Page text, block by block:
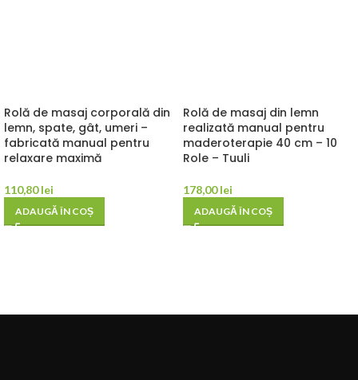
Rolă de masaj corporală din
lemn, spate, gât, umeri –
fabricată manual pentru
relaxare maximă
110,80lei
ADAUGĂ ÎN COȘ
Rolă de masaj din lemn
realizată manual pentru
maderoterapie 40 cm – 10
Role – Tuuli
178,00lei
ADAUGĂ ÎN COȘ